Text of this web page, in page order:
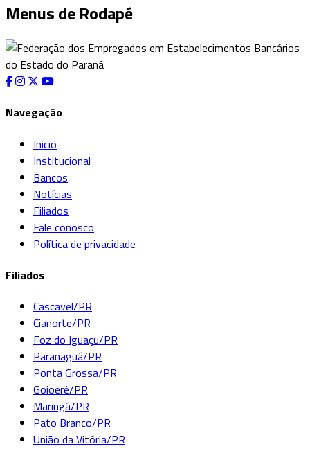
Menus de Rodapé
Navegação
Início
Institucional
Bancos
Notícias
Filiados
Fale conosco
Política de privacidade
Filiados
Cascavel/PR
Cianorte/PR
Foz do Iguaçu/PR
Paranaguá/PR
Ponta Grossa/PR
Goioerê/PR
Maringá/PR
Pato Branco/PR
União da Vitória/PR